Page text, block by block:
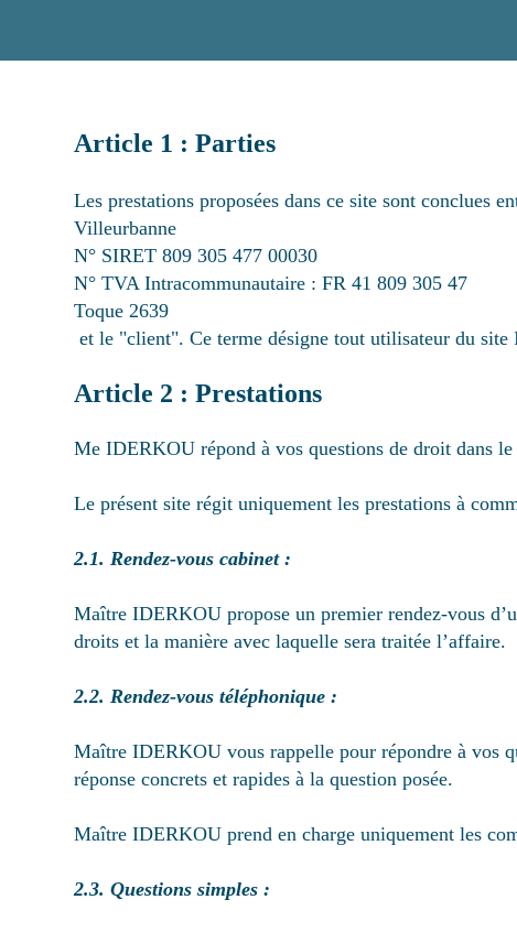
Article 1 : Parties
Les prestations proposées dans ce site sont conclues
Villeurbanne
N° SIRET 809 305 477 00030
N° TVA Intracommunautaire : FR 41 809 305 47
Toque 2639
et le "client". Ce terme désigne tout utilisateur du
Article 2 : Prestations
Me IDERKOU répond à vos questions de droit dans le
Le présent site régit uniquement les prestations à
2.1. Rendez-vous cabinet :
Maître IDERKOU propose un premier rendez-vous
droits et la manière avec laquelle sera traitée l’affaire.
2.2. Rendez-vous téléphonique :
Maître IDERKOU vous rappelle pour répondre à vos
réponse concrets et rapides à la question posée.
Maître IDERKOU prend en charge uniquement les
2.3. Questions simples :